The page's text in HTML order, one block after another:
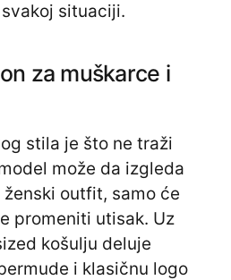
situaciji.
za muškarce i
stila je što ne traži
može da izgleda
outfit, samo će
promeniti utisak. Uz
košulju deluje
i klasičnu logo